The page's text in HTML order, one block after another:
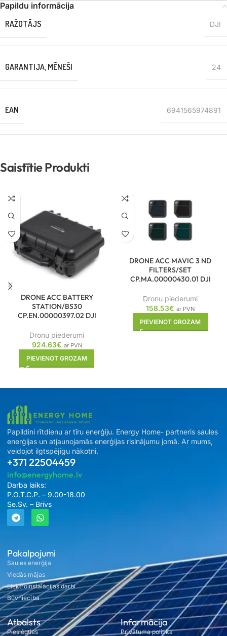
Papildu informācija
RAŽOTĀJS
DJI
GARANTIJA, MĒNEŠI 24
EAN 6941565974891
Saistītie Produkti
DRONE ACC BATTERY
STATION/BS30
CP.EN.00000397.02 DJI
Dronu piederumi
924.63€ ar PVN
PIEVIENOT GROZAM
DRONE ACC MAVIC 3 ND
FILTERS/SET
CP.MA.00000430.01 DJI
Dronu piederumi
158.53€ ar PVN
PIEVIENOT GROZAM
Pakalpojumi
Saules enerģija
Viedās mājas
Elektroinstalācijas darbi
Būvniecība
Atbalsts
Pieslēgties
Informācija
Privātuma politika
Papildini rītdienu ar tīru enerģiju. Energy Home- partneris saules
enerģijas un atjaunojamās enerģijas risinājumu jomā. Ar mums,
veidojot ilgtspējīgu nākotni.
+371 22504459
info@energyhome.lv
Darba laiks:
P.O.T.C.P. – 9.00-18.00
Se.Sv. – Brīvs